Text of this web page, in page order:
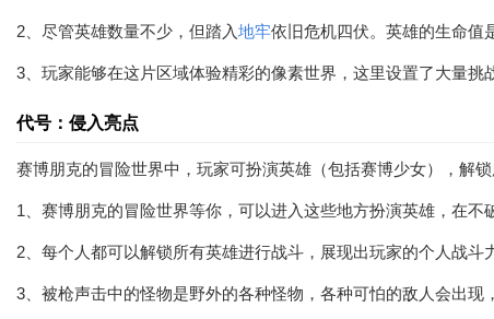
2、尽管英雄数量不少，但踏入地牢依旧危机四伏。英雄的生命值
3、玩家能够在这片区域体验精彩的像素世界，这里设置了大量挑
代号：侵入亮点
赛博朋克的冒险世界中，玩家可扮演英雄（包括赛博少女），解
1、赛博朋克的冒险世界等你，可以进入这些地方扮演英雄，在不
2、每个人都可以解锁所有英雄进行战斗，展现出玩家的个人战斗
3、被枪声击中的怪物是野外的各种怪物，各种可怕的敌人会出现